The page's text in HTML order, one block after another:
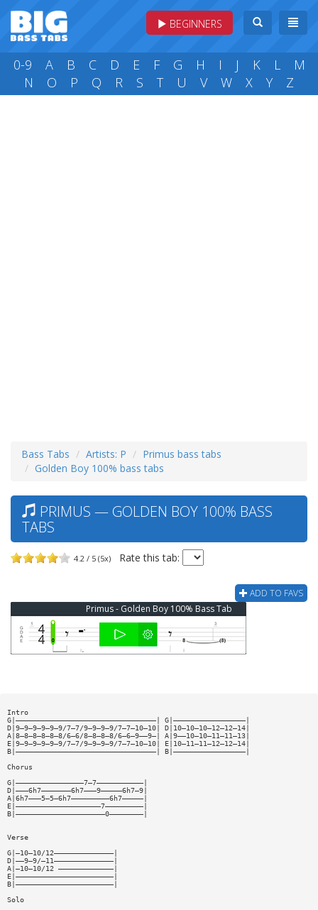
BEGINNERS
0-9 A B C D E F G H I J K L
M
N
O P Q R S T U V W X Y Z
Bass Tabs Artists: P
Primus bass tabs
Golden Boy 100% bass tabs
PRIMUS — GOLDEN BOY 100% BASS
TABS
4.2 / 5 (5x) Rate this tab:
ADD TO FAVS
Primus - Golden Boy 100% Bass Tab
Intro
G|—————————————————————————————————| G|—————————————————|
D|9—9—9—9—9—9/7—7/9—9—9—9/7—7—10—10| D|10—10—10—12—12—14|
A|8—8—8—8—8—8/6—6/8—8—8—8/6—6—9——9—| A|9——10—10—11—11—13|
E|9—9—9—9—9—9/7—7/9—9—9—9/7—7—10—10| E|10—11—11—12—12—14|
B|—————————————————————————————————| B|—————————————————|
Chorus
G|————————————————7—7———————————|
D|———6h7———————6h7———9—————6h7—9|
A|6h7———5—5—6h7—————————6h7—————|
E|————————————————————7—————————|
B|—————————————————————0————————|
Verse
G|—10—10/12——————————————|
D|——9—9/—11——————————————|
A|—10—10/12 —————————————|
E|———————————————————————|
B|———————————————————————|
Solo